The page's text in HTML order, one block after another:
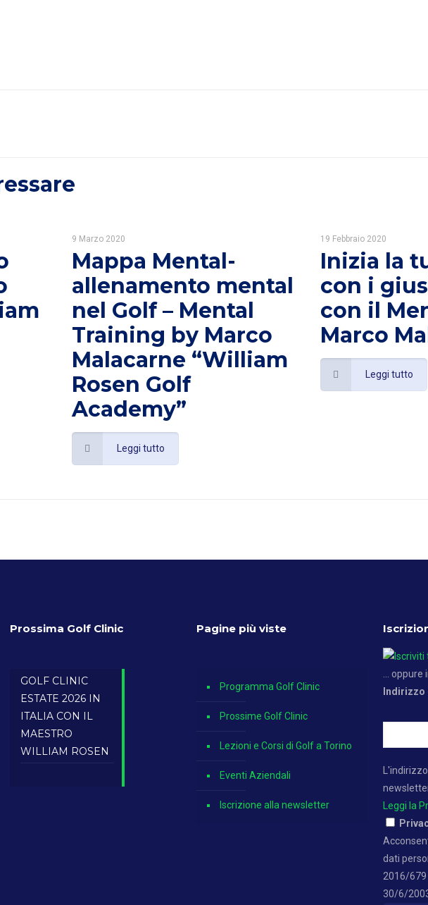
9 Marzo 2020
Mappa Mental-
allenamento mental
nel Golf – Mental
Training by Marco
Malacarne “William
Rosen Golf
Academy”
Leggi tutto
19 Febbraio 2020
Inizia la
con i
con il
Marco
Leggi tutto
Prossima Golf Clinic
GOLF CLINIC
ESTATE 2026 IN
ITALIA CON IL
MAESTRO
WILLIAM ROSEN
Pagine più viste
Programma Golf Clinic
Prossime Golf Clinic
Lezioni e Corsi di Golf a Torino
Eventi Aziendali
Iscrizione alla newsletter
...
Indirizzo
Leggi la
dati
2016/679
30/6/